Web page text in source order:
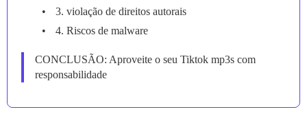
3. violação de direitos autorais
4. Riscos de malware
CONCLUSÃO: Aproveite o seu Tiktok mp3s com
responsabilidade